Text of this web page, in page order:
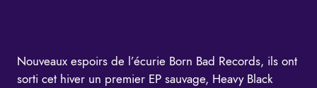
Nouveaux espoirs de l’écurie Born Bad Records, ils ont
sorti cet hiver un premier EP sauvage, Heavy Black